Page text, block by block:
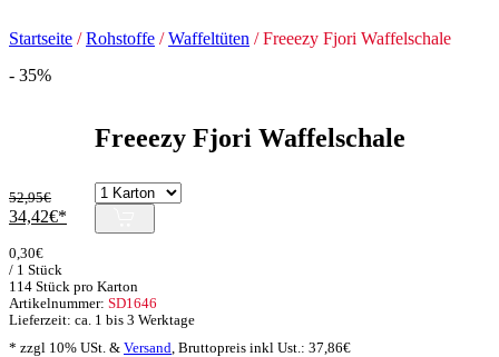
Startseite /Rohstoffe /Waffeltüten / Freeezy Fjori Waffelschale
- 35%
Freeezy Fjori Waffelschale
52,95€
Ursprünglicher
war:
52,95€
34,42€
Preis
114 Stück pro Karton
* zzgl 10% USt. & Versand Bruttopreis inkl Ust.: 37,86€
Artikelnummer: SD1646
0,30€
/ 1 Stück
Lieferzeit: ca. 1 bis 3 Werktage